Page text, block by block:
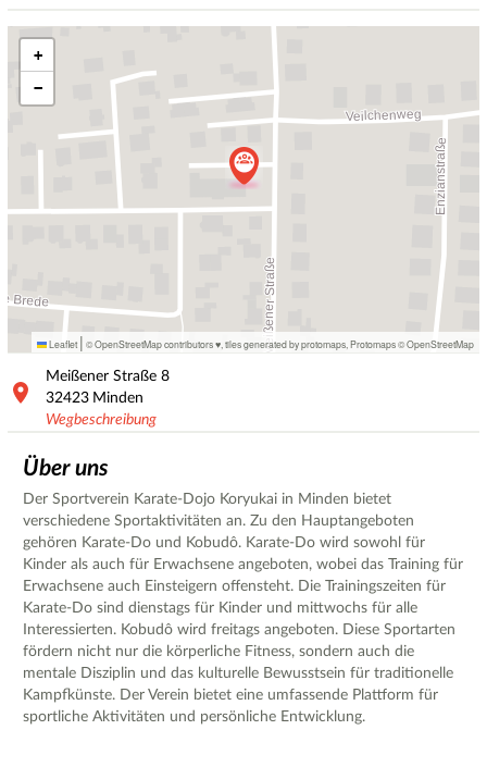
+
−
Leaflet | © OpenStreetMap contributors ♥, tiles generated by protomaps Protomaps©OpenStreetMap
Meißener Straße 8
32423 Minden
Wegbeschreibung
Über uns
Der Sportverein Karate-Dojo Koryukai in Minden bietet
verschiedene Sportaktivitäten an. Zu den Hauptangeboten
gehören Karate-Do und Kobudô. Karate-Do wird sowohl für
Kinder als auch für Erwachsene angeboten, wobei das Training für
Erwachsene auch Einsteigern offensteht. Die Trainingszeiten für
Karate-Do sind dienstags für Kinder und mittwochs für alle
Interessierten. Kobudô wird freitags angeboten. Diese Sportarten
fördern nicht nur die körperliche Fitness, sondern auch die
mentale Disziplin und das kulturelle Bewusstsein für traditionelle
Kampfkünste. Der Verein bietet eine umfassende Plattform für
sportliche Aktivitäten und persönliche Entwicklung.